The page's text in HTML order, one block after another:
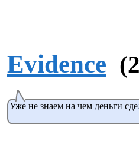
Evidence
Уже не знаем на чем деньги